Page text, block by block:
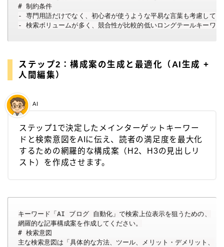
# 制約条件
- 専門用語だけでなく、初心者が使うような平易な言葉も考慮してく
- 検索ボリュームが多く、競合性が比較的低いロングテールキーワ
ステップ2：構成案の生成と最適化（AI生成 +
人間編集）
ステップ1で決定したメインターゲットキーワー
ドと検索意図をAIに伝え、読者の満足度を最大化
するための網羅的な構成案（H2、H3の見出しリ
スト）を作成させます。
AI
キーワード「AI ブログ 自動化」で検索上位表示を狙うための、
網羅的な記事構成案を作成してください。
# 検索意図
主な検索意図は「具体的な方法、ツール、メリット・デメリット、